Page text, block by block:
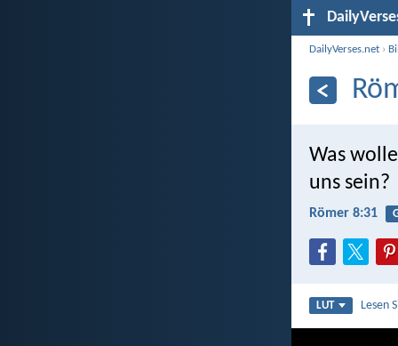
DailyVerses.net ›
Was
uns sein?
Römer 8:31
LUT Lesen